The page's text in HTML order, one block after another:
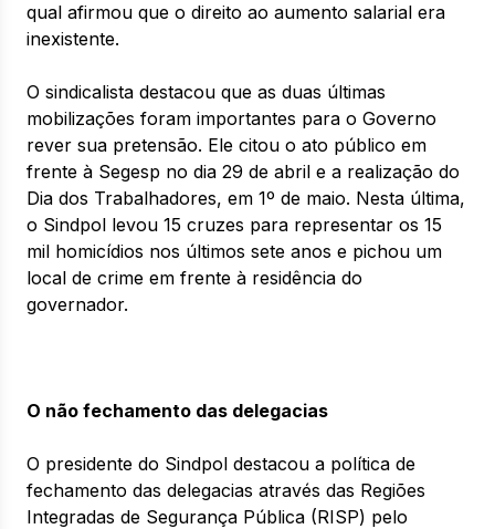
qual afirmou que o direito ao aumento salarial era
inexistente.
O sindicalista destacou que as duas últimas
mobilizações foram importantes para o Governo
rever sua pretensão. Ele citou o ato público em
frente à Segesp no dia 29 de abril e a realização do
Dia dos Trabalhadores, em 1º de maio. Nesta última,
o Sindpol levou 15 cruzes para representar os 15
mil homicídios nos últimos sete anos e pichou um
local de crime em frente à residência do
governador.
O não fechamento das delegacias
O presidente do Sindpol destacou a política de
fechamento das delegacias através das Regiões
Integradas de Segurança Pública (RISP) pelo